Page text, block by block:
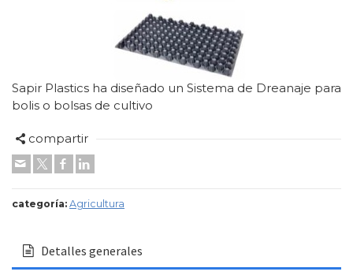
Sapir Plastics ha diseñado un Sistema de Dreanaje para
bolis o bolsas de cultivo
compartir
categoría: Agricultura
Detalles generales